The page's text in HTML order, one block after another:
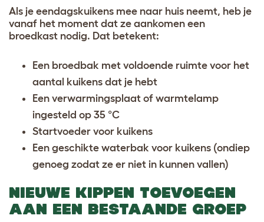
Als je eendagskuikens mee naar huis neemt, heb je
vanaf het moment dat ze aankomen een
broedkast nodig. Dat betekent:
Een broedbak met voldoende ruimte voor het
aantal kuikens dat je hebt
Een verwarmingsplaat of warmtelamp
ingesteld op 35 °C
Startvoeder voor kuikens
Een geschikte waterbak voor kuikens (ondiep
genoeg zodat ze er niet in kunnen vallen)
NIEUWE KIPPEN TOEVOEGEN
AAN EEN BESTAANDE GROEP